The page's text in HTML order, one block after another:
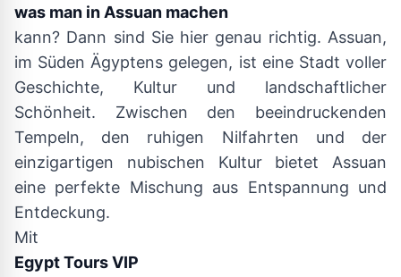
was man in Assuan machen
kann? Dann sind Sie hier genau richtig. Assuan,
im Süden Ägyptens gelegen, ist eine Stadt voller
Geschichte, Kultur und landschaftlicher
Schönheit. Zwischen den beeindruckenden
Tempeln, den ruhigen Nilfahrten und der
einzigartigen nubischen Kultur bietet Assuan
eine perfekte Mischung aus Entspannung und
Entdeckung.
Mit
Egypt Tours VIP